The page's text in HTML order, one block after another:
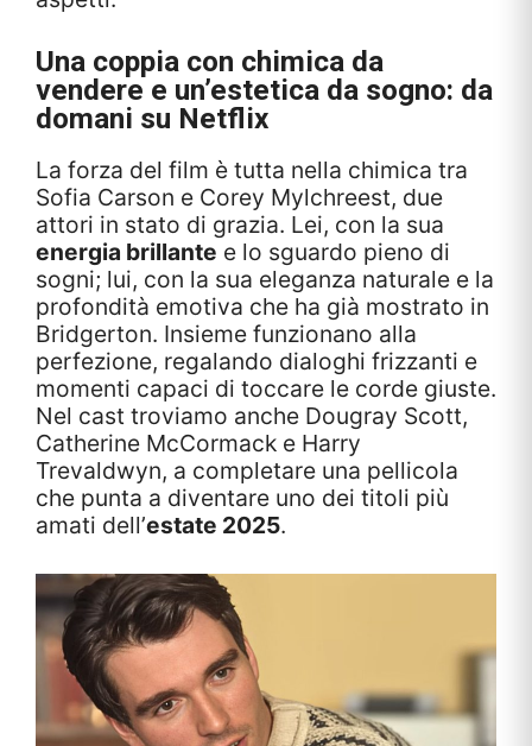
Una coppia con chimica da
vendere e un’estetica da sogno: da
domani su Netflix
La forza del film è tutta nella chimica tra
Sofia Carson e Corey Mylchreest, due
attori in stato di grazia. Lei, con la sua
energia brillante e lo sguardo pieno di
sogni; lui, con la sua eleganza naturale e la
profondità emotiva che ha già mostrato in
Bridgerton. Insieme funzionano alla
perfezione, regalando dialoghi frizzanti e
momenti capaci di toccare le corde giuste.
Nel cast troviamo anche Dougray Scott,
Catherine McCormack e Harry
Trevaldwyn, a completare una pellicola
che punta a diventare uno dei titoli più
amati dell’estate 2025.